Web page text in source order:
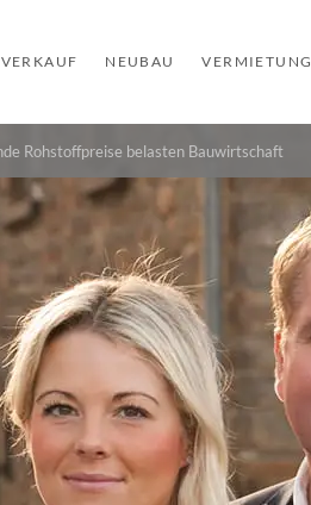
VERKAUF NEUBAU VERMIETUNG
Rohstoffpreise belasten Bauwirtschaft